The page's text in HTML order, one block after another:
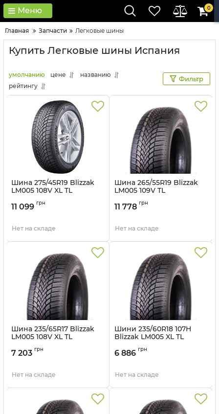
Меню 0
Главная Запчасти Легковые шины
Купить Легковые шины Испания
умолчанию цене
названию
рейтингу
Фильтр
Шина 275/45R19 Blizzak
LM005 108V XL TL
Артикул: br1584
11 099 грн
Нет на складе
Шина 265/55R19 Blizzak
LM005 109V TL
Артикул: br1583
11 778 грн
Нет на складе
Шина 235/65R17 Blizzak
LM005 108V XL TL
Артикул:
7 203 грн
Нет на складе
Шини 235/60R18 107H
Blizzak LM005 XL TL
Артикул: br1647
6 886 грн
Нет на складе